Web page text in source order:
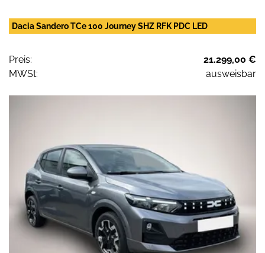
Dacia Sandero TCe 100 Journey SHZ RFK PDC LED
Preis:
21.299,00 €
MWSt:
ausweisbar